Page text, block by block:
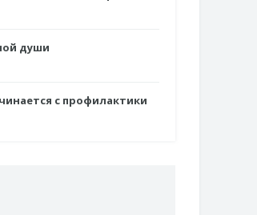
души
с профилактики